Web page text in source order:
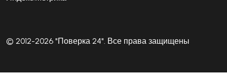
© 2012-2026 "Поверка 24". Все права защищены